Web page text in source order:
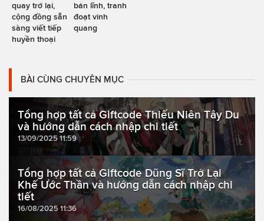
quay trở lại,
cộng đồng sẵn
sàng viết tiếp
huyền thoại
bản lĩnh, tranh
đoạt vinh
quang
BÀI CÙNG CHUYÊN MỤC
Tổng hợp tất cả Giftcode Thiếu Niên Tây Du
và hướng dẫn cách nhập chi tiết
13/09/2025 11:59
Tổng hợp tất cả Giftcode Dũng Sĩ Trở Lại
Khế Ước Thần và hướng dẫn cách nhập chi
tiết
16/08/2025 11:36